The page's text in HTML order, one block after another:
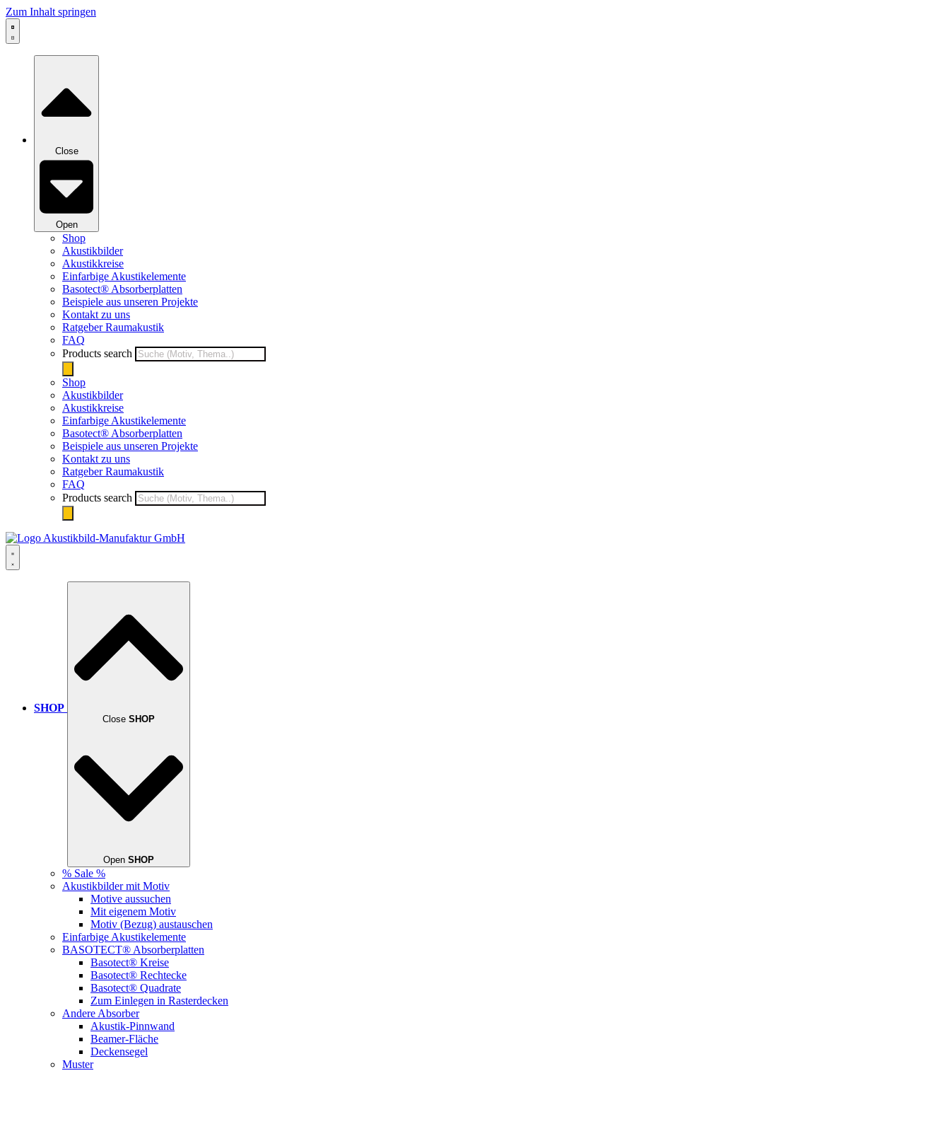
Zum Inhalt springen
Close
Open
Shop
Akustikbilder
Akustikkreise
Einfarbige Akustikelemente
Basotect® Absorberplatten
Beispiele aus unseren Projekte
Kontakt zu uns
Ratgeber Raumakustik
FAQ
Products search
Shop
Akustikbilder
Akustikkreise
Einfarbige Akustikelemente
Basotect® Absorberplatten
Beispiele aus unseren Projekte
Kontakt zu uns
Ratgeber Raumakustik
FAQ
Products search
SHOP
Close SHOP
Open SHOP
% Sale %
Akustikbilder mit Motiv
Motive aussuchen
Mit eigenem Motiv
Motiv (Bezug) austauschen
Einfarbige Akustikelemente
BASOTECT® Absorberplatten
Basotect® Kreise
Basotect® Rechtecke
Basotect® Quadrate
Zum Einlegen in Rasterdecken
Andere Absorber
Akustik-Pinnwand
Beamer-Fläche
Deckensegel
Muster